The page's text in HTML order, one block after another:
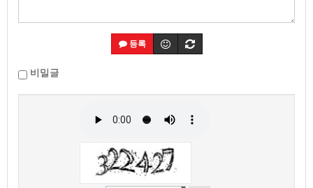
등록
비밀글